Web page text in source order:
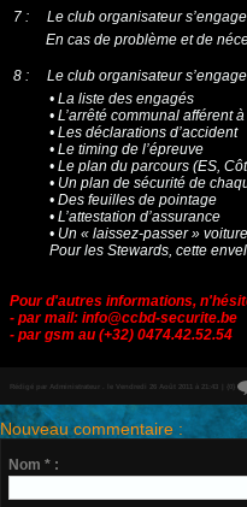
 7 : Le club organisateur
En cas de problème et de
 8 : Le club organisateur
• La liste des engagés
• L’arrêté communal afférent à
• Les déclarations d’accident
• Le timing de l’épreuve
• Le plan du parcours (ES,
• Un plan de sécurité de chaque
• Des feuilles de pointage
• L’attestation d’assurance
• Un « laissez-passer » voiture
Pour les Stewards, cette
Pour d'autres informations,
- par mail:info@ccbd-securite.be
- par gsm au (+32) 0474.42.52.54
Rédigé par Administrateur . le Vendredi 26 Août 2011 à 21:43 |{0}
Nouveau commentaire :
Nom * :